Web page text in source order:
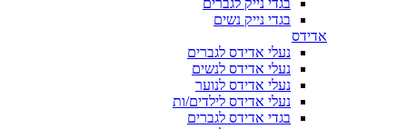
בגדי נייק לגברים
בגדי נייק נשים
אדידס
נעלי אדידס לגברים
נעלי אדידס לנשים
נעלי אדידס לנוער
נעלי אדידס לילדים/ות
בגדי אדידס לגברים